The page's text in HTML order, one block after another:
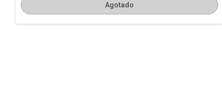
Agotado